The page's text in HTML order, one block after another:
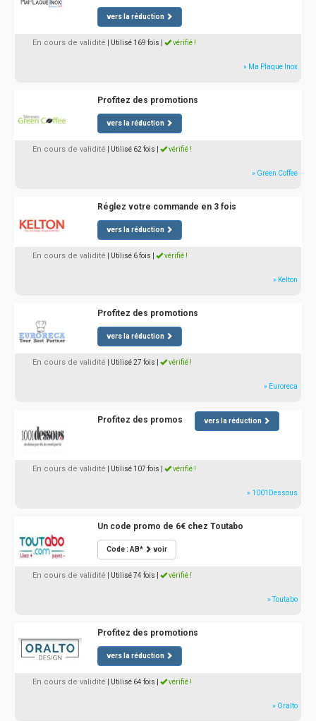
vers la réduction
En cours de validité | Utilisé 169 fois vérifié !
» Ma Plaque Inox
Profitez des promotions
vers la réduction
En cours de validité | Utilisé 62 fois vérifié !
» Green Coffee
Réglez votre commande en 3 fois
vers la réduction
En cours de validité | Utilisé 6 fois vérifié !
» Kelton
Profitez des promotions
vers la réduction
En cours de validité | Utilisé 27 fois vérifié !
» Euroreca
Profitez des promos vers la réduction
En cours de validité | Utilisé 107 fois vérifié !
» 1001Dessous
Un code promo de 6€ chez Toutabo
Code : AB* voir
En cours de validité | Utilisé 74 fois vérifié !
» Toutabo
Profitez des promotions
vers la réduction
En cours de validité | Utilisé 64 fois vérifié !
» Oralto